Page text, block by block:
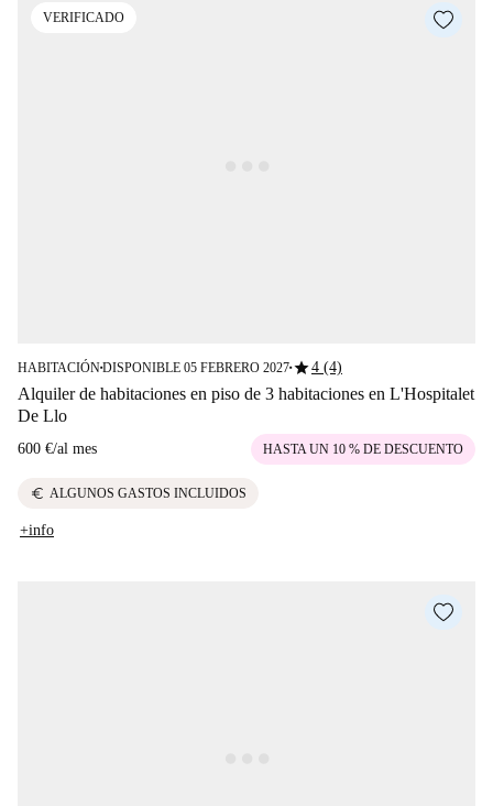
VERIFICADO
HABITACIÓN■DISPONIBLE 05 FEBRERO 2027■star4 (4)
Alquiler de habitaciones en piso de 3 habitaciones en L'Hospitalet
De Llo
600 €/al mes HASTA UN 10 % DE DESCUENTO
euro ALGUNOS GASTOS INCLUIDOS
+info